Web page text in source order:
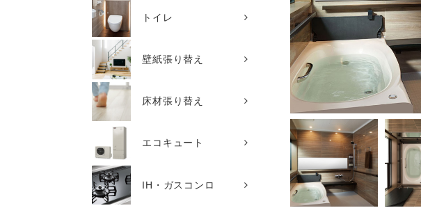
トイレ
壁紙張り替え
床材張り替え
エコキュート
IH・ガスコンロ